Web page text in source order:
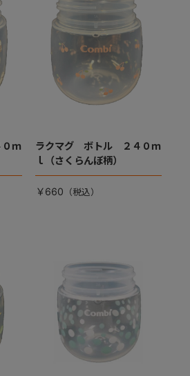
ｍ
ラクマグ ボトル ２４０ｍ
ｌ（さくらんぼ柄）
￥660